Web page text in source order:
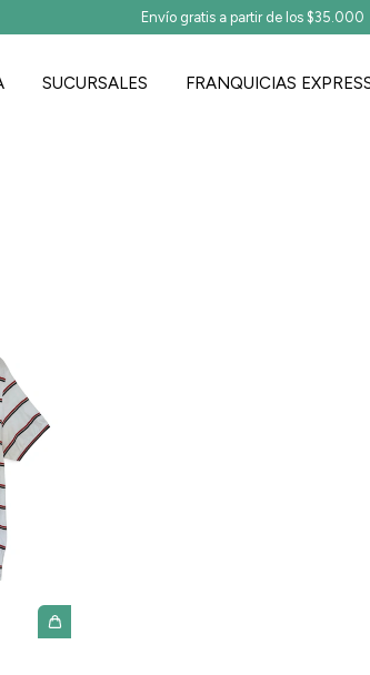
Envío gratis a partir de los $35.000
SUCURSALES FRANQUICIAS